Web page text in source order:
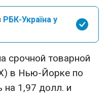
РБК-Україна у
срочной товарной
в Нью-Йорке по
на 1,97 долл. и